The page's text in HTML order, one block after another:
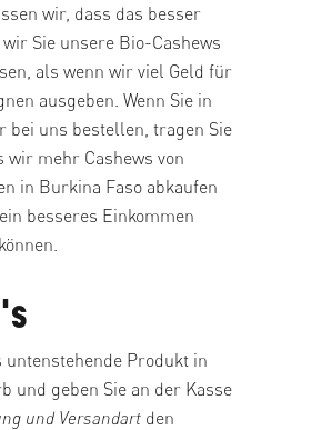
wir, dass das besser
Sie unsere Bio-Cashews
als wenn wir viel Geld für
ausgeben. Wenn Sie in
bei uns bestellen, tragen Sie
wir mehr Cashews von
in Burkina Faso abkaufen
besseres Einkommen
untenstehende Produkt in
und geben Sie an der Kasse
und Versandart den